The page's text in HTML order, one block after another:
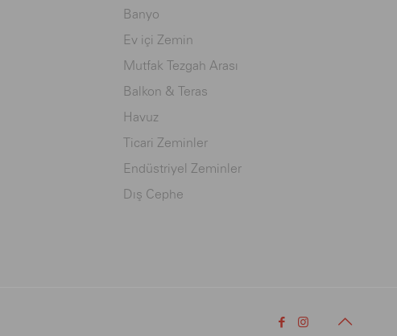
Banyo
Ev içi Zemin
Mutfak Tezgah Arası
Balkon & Teras
Havuz
Ticari Zeminler
Endüstriyel Zeminler
Dış Cephe